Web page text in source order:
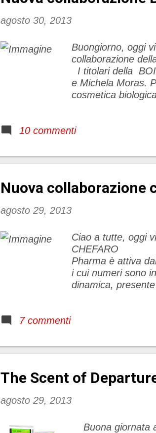
agosto 30, 2013
Buongiorno, oggi
I titolari della
e Michela Moras.
cosmetica
coloranti e OGM. I
profumeria una
La
d...
10 commenti
Nuova collaborazione
agosto 29, 2013
Ciao a tutte, oggi
Pharma è attiva
i cui numeri sono
dinamica,
un migliore
azionisti e
l'innovazione,
7 commenti
The Scent of
agosto 29, 2013
Buona giornata